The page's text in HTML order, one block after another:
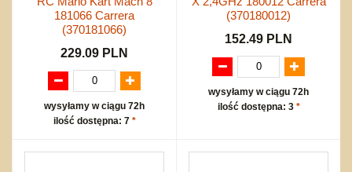
181066 Carrera
(370181066)
229.09 PLN
wysyłamy w ciągu 72h
ilość dostępna: 7 *
(370180012)
152.49 PLN
wysyłamy w ciągu 72h
ilość dostępna: 3 *